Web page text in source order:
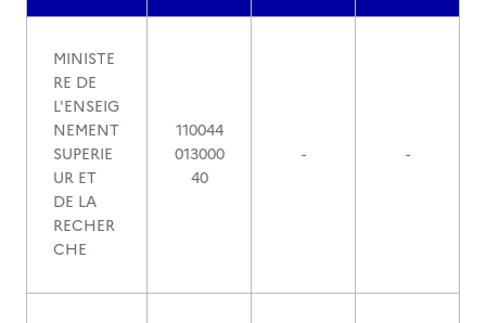
MINISTE
RE DE
L'ENSEIG
NEMENT
SUPERIE
UR ET
DE LA
RECHER
CHE
110044
013000
40
- -